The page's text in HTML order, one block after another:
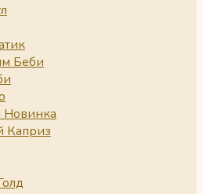
Беби
Новинка
Каприз